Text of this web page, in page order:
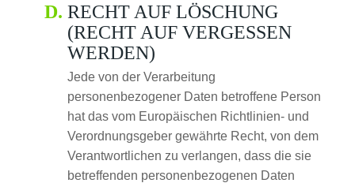
RECHT AUF LÖSCHUNG
(RECHT AUF VERGESSEN
WERDEN)
Jede von der Verarbeitung
personenbezogener Daten betroffene Person
hat das vom Europäischen Richtlinien- und
Verordnungsgeber gewährte Recht, von dem
Verantwortlichen zu verlangen, dass die sie
betreffenden personenbezogenen Daten